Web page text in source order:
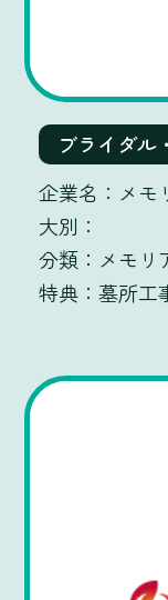
ブライダル
メモ
メモリ
墓所工